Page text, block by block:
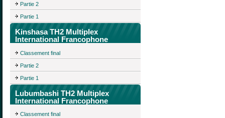
Partie 2
Partie 1
Kinshasa TH2 Multiplex
International Francophone
Classement final
Partie 2
Partie 1
Lubumbashi TH2 Multiplex
International Francophone
Classement final